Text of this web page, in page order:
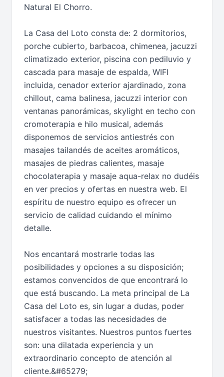
Natural El Chorro.
La Casa del Loto consta de: 2 dormitorios,
porche cubierto, barbacoa, chimenea, jacuzzi
climatizado exterior, piscina con pediluvio y
cascada para masaje de espalda, WIFI
incluida, cenador exterior ajardinado, zona
chillout, cama balinesa, jacuzzi interior con
ventanas panorámicas, skylight en techo con
cromoterapia e hilo musical, además
disponemos de servicios antiestrés con
masajes tailandés de aceites aromáticos,
masajes de piedras calientes, masaje
chocolaterapia y masaje aqua-relax no dudéis
en ver precios y ofertas en nuestra web. El
espíritu de nuestro equipo es ofrecer un
servicio de calidad cuidando el mínimo
detalle.
Nos encantará mostrarle todas las
posibilidades y opciones a su disposición;
estamos convencidos de que encontrará lo
que está buscando. La meta principal de La
Casa del Loto es, sin lugar a dudas, poder
satisfacer a todas las necesidades de
nuestros visitantes. Nuestros puntos fuertes
son: una dilatada experiencia y un
extraordinario concepto de atención al
cliente.&#65279;